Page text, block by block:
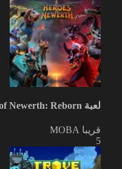
لعبة Heroes of Newerth: Reborn
قريبا MOBA
5